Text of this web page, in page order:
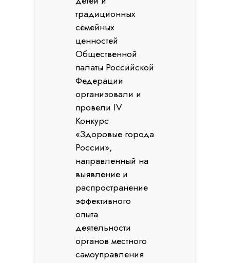
традиционных
семейных
ценностей
Общественной
палаты Российской
Федерации
организовали и
провели IV
Конкурс
«Здоровые города
России»,
направленный на
выявление и
распространение
эффективного
опыта
деятельности
органов местного
самоуправления